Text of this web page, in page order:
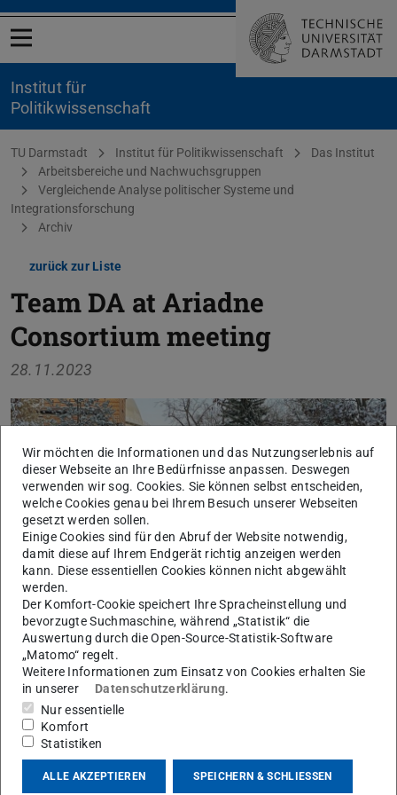
Menü öffnen
Institut für
Politikwissenschaft
Sie befinden sich hier:
TU Darmstadt Institut für Politikwissenschaft
Das Institut
Arbeitsbereiche und Nachwuchsgruppen
Vergleichende Analyse politischer Systeme und
Integrationsforschung
Archiv
zurück zur Liste
Team DA at Ariadne
Consortium meeting
28.11.2023
Nils Bruch, Dr. Christine Quittkat, Dr. Jörg Kemmerzell (v.l.)
Team TU Darmstadt of the Ariadne Consortium in
Potsdam at the Telegrafenberg for our consortium
meeting, surrounded by the picturesque snowy
landscapes of PIK. ❄️ Exciting discussions ahead on
#EnergyTransformation with our amazing team! ⚡️
Wir möchten die Informationen und das Nutzungserlebnis auf
dieser Webseite an Ihre Bedürfnisse anpassen. Deswegen
verwenden wir sog. Cookies. Sie können selbst entscheiden,
welche Cookies genau bei Ihrem Besuch unserer Webseiten
gesetzt werden sollen.
Einige Cookies sind für den Abruf der Website notwendig,
damit diese auf Ihrem Endgerät richtig anzeigen werden
kann. Diese essentiellen Cookies können nicht abgewählt
werden.
Der Komfort-Cookie speichert Ihre Spracheinstellung und
bevorzugte Suchmaschine, während „Statistik“ die
Auswertung durch die Open-Source-Statistik-Software
„Matomo“ regelt.
Weitere Informationen zum Einsatz von Cookies erhalten Sie
in unserer
Datenschutzerklärung.
Nur essentielle
Komfort
Statistiken
ALLE AKZEPTIEREN SPEICHERN & SCHLIESSEN